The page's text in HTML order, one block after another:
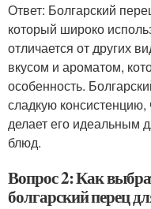
Ответ: Болгарский
который широко
отличается от других
вкусом и ароматом,
особенность.
сладкую
делает его идеальным
блюд.
Вопрос 2: Как
болгарский перец